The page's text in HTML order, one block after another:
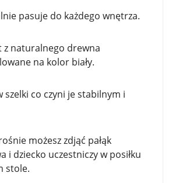
pasuje do każdego wnętrza.
z naturalnego drewna
na kolor biały.
szelki co czyni je stabilnym i
możesz zdjąć pałąk
i dziecko uczestniczy w posiłku
stole.